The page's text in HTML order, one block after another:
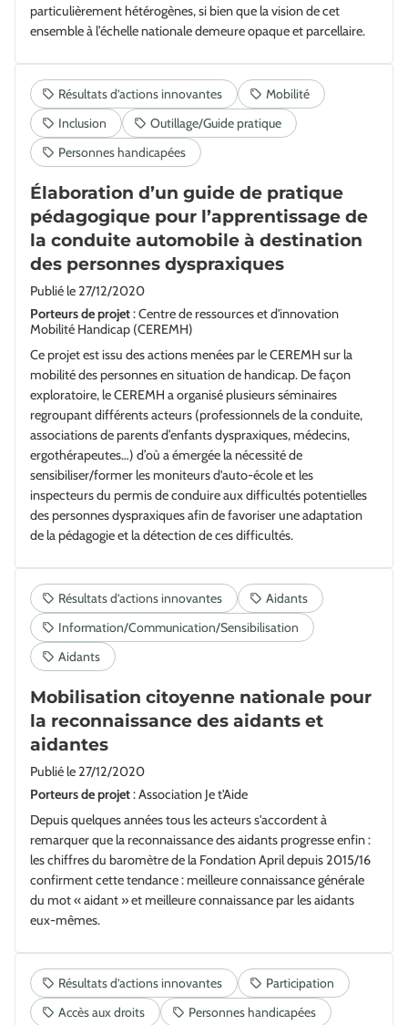
particulièrement hétérogènes, si bien que la vision de cet
ensemble à l’échelle nationale demeure opaque et parcellaire.
Élaboration d’un guide de pratique
pédagogique pour l’apprentissage de
la conduite automobile à destination
des personnes dyspraxiques
Publié le 27/12/2020
Porteurs de projet: Centre de ressources et d'innovation
Mobilité Handicap (CEREMH)
Ce projet est issu des actions menées par le CEREMH sur la
mobilité des personnes en situation de handicap. De façon
exploratoire, le CEREMH a organisé plusieurs séminaires
regroupant différents acteurs (professionnels de la conduite,
associations de parents d’enfants dyspraxiques, médecins,
ergothérapeutes…) d’où a émergée la nécessité de
sensibiliser/former les moniteurs d'auto-école et les
inspecteurs du permis de conduire aux difficultés potentielles
des personnes dyspraxiques afin de favoriser une adaptation
de la pédagogie et la détection de ces difficultés.
Mobilisation citoyenne nationale pour
la reconnaissance des aidants et
aidantes
Publié le 27/12/2020
Porteurs de projet: Association Je t'Aide
Depuis quelques années tous les acteurs s'accordent à
remarquer que la reconnaissance des aidants progresse enfin :
les chiffres du baromètre de la Fondation April depuis 2015/16
confirment cette tendance : meilleure connaissance générale
du mot « aidant » et meilleure connaissance par les aidants
eux-mêmes.